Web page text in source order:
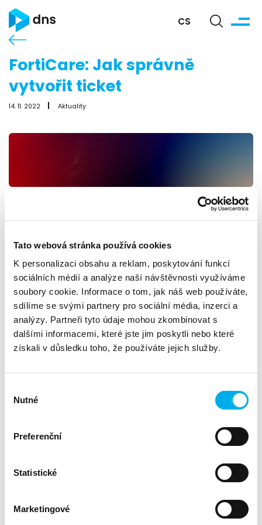
Tato webová stránka používá cookies
K personalizaci obsahu a reklam, poskytování funkcí
sociálních médií a analýze naší návštěvnosti využíváme
soubory cookie. Informace o tom, jak náš web používáte,
sdílíme se svými partnery pro sociální média, inzerci a
analýzy. Partneři tyto údaje mohou zkombinovat s
dalšími informacemi, které jste jim poskytli nebo které
získali v důsledku toho, že používáte jejich služby.
souhlasu
Nutné
Preferenční
Statistické
Marketingové
CS
FortiCare: Jak správně
vytvořit ticket
14. 11. 2022 Aktuality
Instruktážní video, kde se dozvíte, jak správně vytvořit ticket